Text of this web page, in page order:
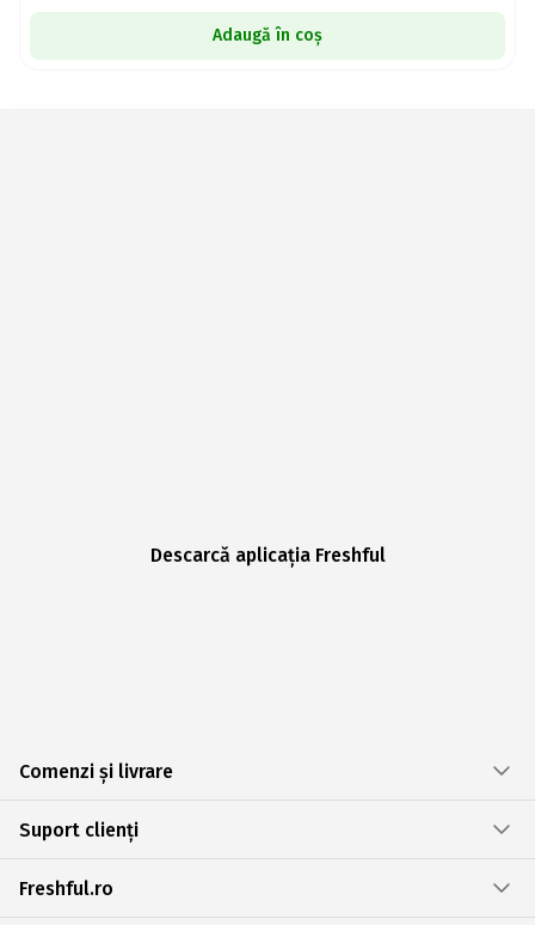
Adaugă în coș
Descarcă aplicația Freshful
Comenzi și livrare
Suport clienți
Freshful.ro